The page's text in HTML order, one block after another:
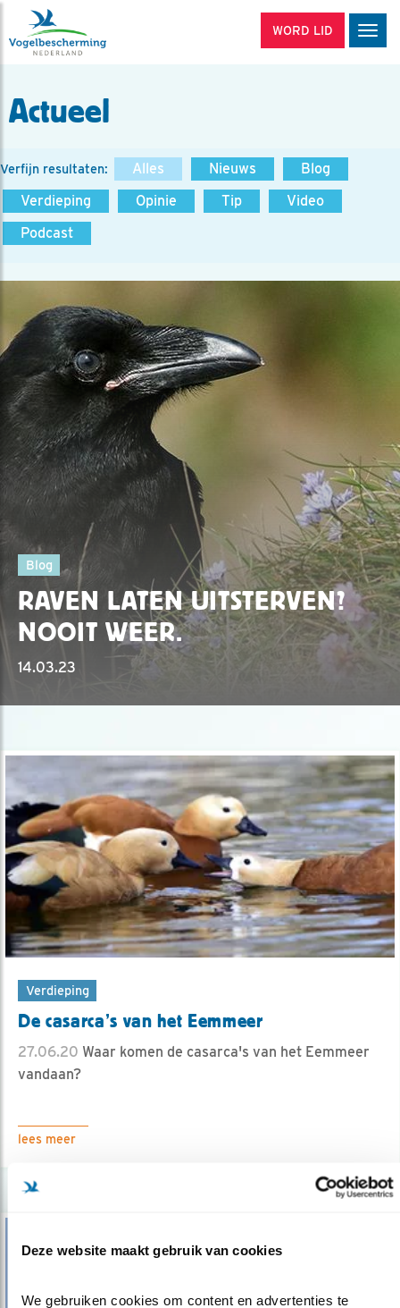
Deze website maakt gebruik van cookies
We gebruiken cookies om content en advertenties te
WORD LID
Actueel
Verfijn resultaten: Alles Nieuws
Blog
Verdieping
Opinie Tip
Video
Podcast
Blog
RAVEN LATEN UITSTERVEN?
NOOIT WEER.
14.03.23
Verdieping
De casarca’s van het Eemmeer
27.06.20 Waar komen de casarca's van het Eemmeer
vandaan?
lees meer